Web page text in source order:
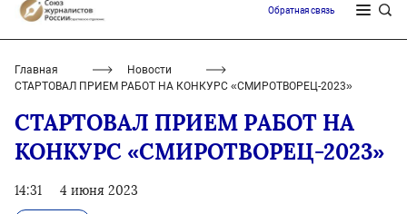
Обратная связь
Главная
Новости
СТАРТОВАЛ ПРИЕМ РАБОТ НА КОНКУРС «СМИРОТВОРЕЦ-2023»
СТАРТОВАЛ ПРИЕМ РАБОТ НА
КОНКУРС «СМИРОТВОРЕЦ-2023»
14:31 4 июня 2023